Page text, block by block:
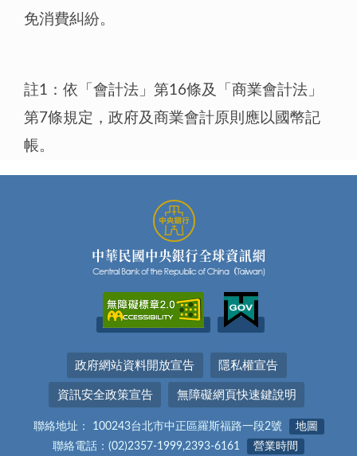
免消費糾紛。
註1：依「會計法」第16條及「商業會計法」
第7條規定，政府及商業會計原則應以國幣記
帳。
政府網站資料開放宣告 隱私權宣告
資訊安全政策宣告 無障礙網頁快速鍵說明
聯絡地址： 100243台北市中正區羅斯福路一段2號
地圖
聯絡電話：(02)2357-1999,2393-6161
營業時間